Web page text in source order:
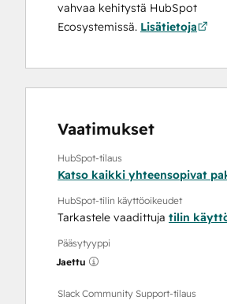
vahvaa kehitystä HubSpot
Ecosystemissä. Lisätietoja
Vaatimukset
HubSpot-tilaus
Katso kaikki yhteensopivat
HubSpot-tilin käyttöoikeudet
Tarkastele vaadittuja tilin
Pääsytyyppi
Jaettu
Slack Community Support-tilaus